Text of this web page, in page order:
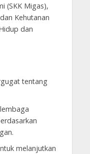
(SKK Migas),
Kehutanan
dan
tentang
melanjutkan